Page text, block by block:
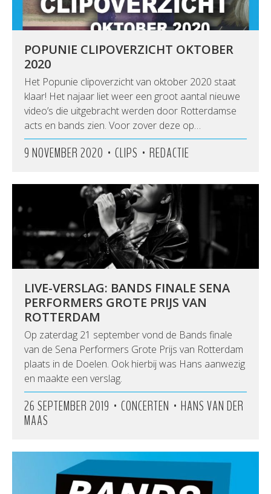
POPUNIE CLIPOVERZICHT OKTOBER
2020
Het Popunie clipoverzicht van oktober 2020 staat
klaar! Het najaar liet weer een groot aantal nieuwe
video’s die uitgebracht werden door Rotterdamse
acts en bands zien. Voor zover deze op…
9 NOVEMBER 2020 • CLIPS • REDACTIE
LIVE-VERSLAG: BANDS FINALE SENA
PERFORMERS GROTE PRIJS VAN
ROTTERDAM
Op zaterdag 21 september vond de Bands finale
van de Sena Performers Grote Prijs van Rotterdam
plaats in de Doelen. Ook hierbij was Hans aanwezig
en maakte een verslag.
26 SEPTEMBER 2019 • CONCERTEN • HANS VAN DER
MAAS